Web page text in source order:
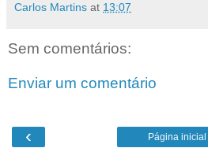
Carlos Martins at 13:07
Sem comentários:
Enviar um comentário
‹ Página inicial